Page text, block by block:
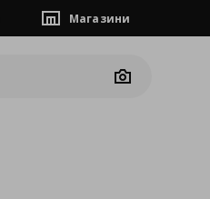
Магазини
Camera